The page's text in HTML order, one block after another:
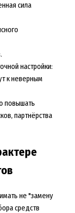
сила
настройки:
к неверным
повышать
партнёрства
не "замену
средств